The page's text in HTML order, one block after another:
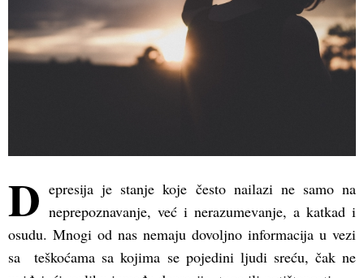
D epresija je stanje koje često nailazi ne samo na
neprepoznavanje, već i nerazumevanje, a katkad i
osudu. Mnogi od nas nemaju dovoljno informacija u vezi
sa teškoćama sa kojima se pojedini ljudi sreću, čak ne